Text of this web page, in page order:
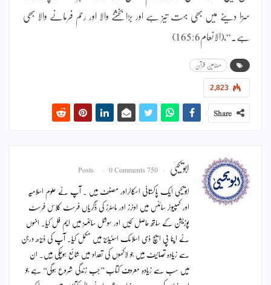
سزا دینے میں بھی بہت تیز ہے اور بڑا بخشنے والا اور رحم فرمانے والا بھی
ہے۔“،(الانعام165:6)
مضامین قرآن
2,823
Share
ابویحییٰ 750 Posts
0 Comments
ابویحییٰ ایک پاکستانی اسکالراور مصنف ہیں ۔ آپ نے علوم اسلامیہ
اور کمپیوٹر سائنس میں اونرز اور ماسٹرز کی ڈگریاں فرسٹ کلاس فرسٹ
پوزیشن کے ساتھ حاصل کیں اور سوشل سائنسز میں ایم فل کیا۔ انہوں
نے اپنا پی ایچ ڈی اسلامک اسٹیڈیز میں مکمل کیا۔ آپ کی ڈیڑھ درجن
سے زیادہ تصانیف ہیں جو لاکھوں کی تعداد میں شائع ہوچکی ہیں۔ ان
میں سب سے زیادہ معروف کتاب ’’جب زندگی شروع ہوگی‘‘ ہے جو